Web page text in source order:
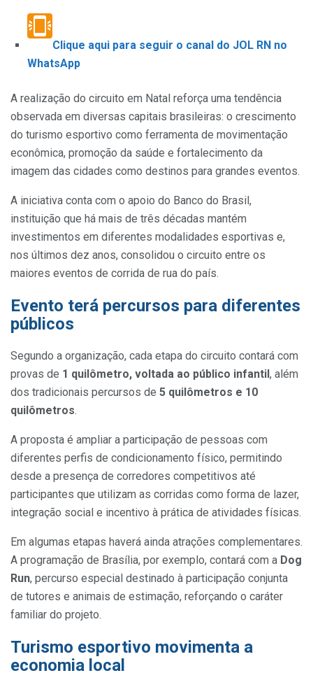
Clique aqui para seguir o canal do JOL RN no
WhatsApp
A realização do circuito em Natal reforça uma tendência
observada em diversas capitais brasileiras: o crescimento
do turismo esportivo como ferramenta de movimentação
econômica, promoção da saúde e fortalecimento da
imagem das cidades como destinos para grandes eventos.
A iniciativa conta com o apoio do Banco do Brasil,
instituição que há mais de três décadas mantém
investimentos em diferentes modalidades esportivas e,
nos últimos dez anos, consolidou o circuito entre os
maiores eventos de corrida de rua do país.
Evento terá percursos para diferentes
públicos
Segundo a organização, cada etapa do circuito contará com
provas de 1 quilômetro, voltada ao público infantil, além
dos tradicionais percursos de 5 quilômetros e 10
quilômetros.
A proposta é ampliar a participação de pessoas com
diferentes perfis de condicionamento físico, permitindo
desde a presença de corredores competitivos até
participantes que utilizam as corridas como forma de lazer,
integração social e incentivo à prática de atividades físicas.
Em algumas etapas haverá ainda atrações complementares.
A programação de Brasília, por exemplo, contará com a Dog
Run, percurso especial destinado à participação conjunta
de tutores e animais de estimação, reforçando o caráter
familiar do projeto.
Turismo esportivo movimenta a
economia local